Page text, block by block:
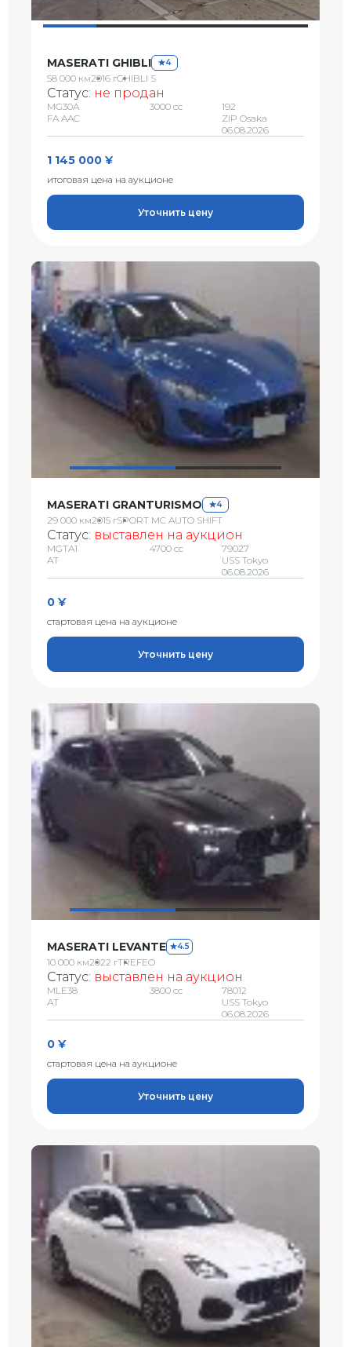
MASERATI GHIBLI 4
58 000 км2016 гGHIBLI S
Статус: не продан
MG30A
FA AAC
3000 сс
192
ZIP Osaka
06.08.2026
1 145 000 ¥
итоговая цена на аукционе
Уточнить цену
MASERATI GRANTURISMO 4
29 000 км2015 гSPORT MC AUTO SHIFT
Статус: выставлен на аукцион
MGTA1
AT
4700 сс
79027
USS Tokyo
06.08.2026
0 ¥
стартовая цена на аукционе
Уточнить цену
MASERATI LEVANTE 4.5
10 000 км2022 гTREFEO
Статус: выставлен на аукцион
MLE38
AT
3800 сс
78012
USS Tokyo
06.08.2026
0 ¥
стартовая цена на аукционе
Уточнить цену